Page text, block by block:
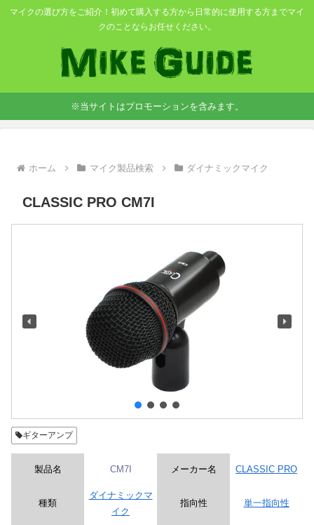
マイクの選び方をご紹介！初めて購入する方から日常的に使用する方までマイ
クのことならお任せください。
※当サイトはプロモーションを含みます。
ホーム マイク製品検索 ダイナミックマイク
CLASSIC PRO CM7I
ギターアンプ
製品名 CM7I メーカー名 CLASSIC PRO
種類
ダイナミックマ
イク
指向性 単一指向性